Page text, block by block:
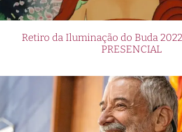
Retiro da Iluminação do Buda
PRESENCIAL